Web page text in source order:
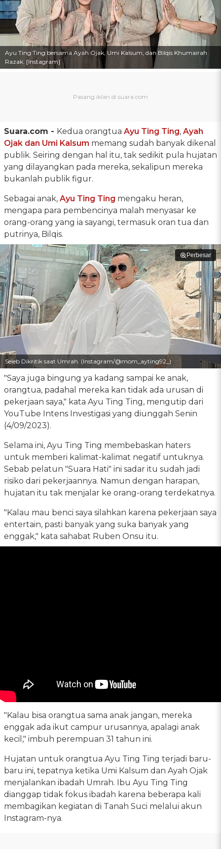
Ayu Ting Ting bersama Ayah Ojak, Umi Kalsum, dan Bilqis Khumairah
Razak. [Instagram]
Suara.com - Kedua orangtua Ayu Ting Ting, Ayah
Ojak dan Umi Kalsum memang sudah banyak dikenal
publik. Seiring dengan hal itu, tak sedikit pula hujatan
yang dilayangkan pada mereka, sekalipun mereka
bukanlah publik figur.
Sebagai anak, Ayu Ting Ting mengaku heran,
mengapa para pembencinya malah menyasar ke
orang-orang yang ia sayangi, termasuk oran tua dan
putrinya, Bilqis.
Perbesar
Seleb Dikritik saat Umrah. (Instagram/@mom_ayting92_)
"Saya juga bingung ya kadang sampai ke anak,
orangtua, padahal mereka kan tidak ada urusan di
pekerjaan saya," kata Ayu Ting Ting, mengutip dari
YouTube Intens Investigasi yang diunggah Senin
(4/09/2023).
Selama ini, Ayu Ting Ting membebaskan haters
untuk memberi kalimat-kalimat negatif untuknya.
Sebab pelatun "Suara Hati" ini sadar itu sudah jadi
risiko dari pekerjaannya. Namun dengan harapan,
hujatan itu tak menjalar ke orang-orang terdekatnya.
"Kalau mau benci saya silahkan karena pekerjaan saya
entertain, pasti banyak yang suka banyak yang
enggak," kata sahabat Ruben Onsu itu.
"Kalau bisa orangtua sama anak jangan, mereka
enggak ada ikut campur urusannya, apalagi anak
kecil," imbuh perempuan 31 tahun ini.
Hujatan untuk orangtua Ayu Ting Ting terjadi baru-
baru ini, tepatnya ketika Umi Kalsum dan Ayah Ojak
menjalankan ibadah Umrah. Ibu Ayu Ting Ting
dianggap tidak fokus ibadah karena beberapa kali
membagikan kegiatan di Tanah Suci melalui akun
Instagram-nya.